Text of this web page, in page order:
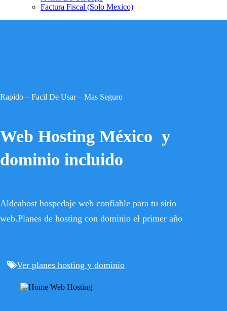
Factura Fiscal (Solo Mexico)
Rapido – Facil De Usar – Mas Seguro
Web Hosting México y
dominio incluido
Aldeahost hospedaje web confiable para tu sitio
web.Planes de hosting con dominio el primer año
Ver planes hosting y dominio